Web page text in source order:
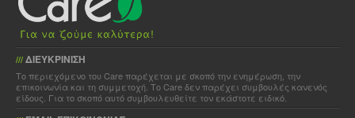
/// ΔΙΕΥΚΡΙΝΙΣΗ
Το περιεχόμενο του Care παρέχεται με σκοπό την ενημέρωση, την
επικοινωνία και τη συμμετοχή. Το Care δεν παρέχει συμβουλές κανενός
είδους. Για το σκοπό αυτό συμβουλευθείτε τον εκάστοτε ειδικό.